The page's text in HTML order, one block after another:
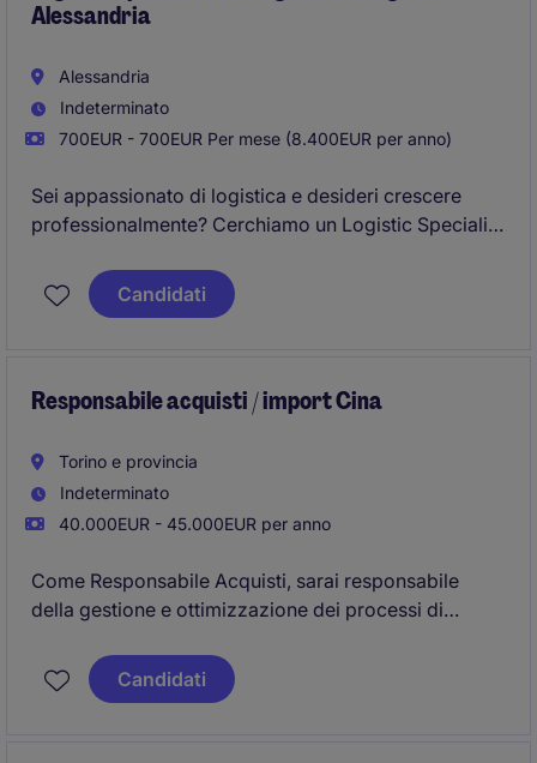
Alessandria
Alessandria
Indeterminato
700EUR - 700EUR Per mese (8.400EUR per anno)
Sei appassionato di logistica e desideri crescere
professionalmente? Cerchiamo un Logistic Specialist
crescita
Candidati
Responsabile acquisti / import Cina
Torino e provincia
Indeterminato
40.000EUR - 45.000EUR per anno
Come Responsabile Acquisti, sarai responsabile
della gestione e ottimizzazione dei processi di
posizione richiede competenze organizzative e una
solida capacità di negoziazione per garantire
Candidati